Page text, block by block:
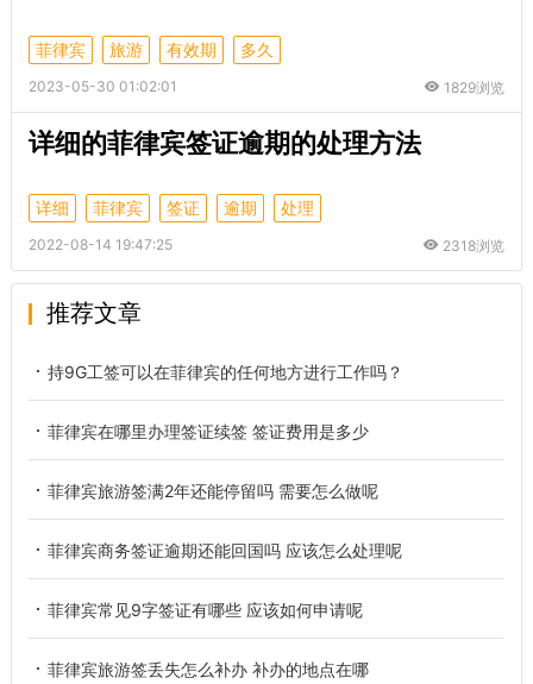
菲律宾 旅游 有效期 多久
2023-05-30 01:02:01 1829浏览
详细的菲律宾签证逾期的处理方法
详细 菲律宾 签证 逾期 处理
2022-08-14 19:47:25 2318浏览
推荐文章
持9G工签可以在菲律宾的任何地方进行工作吗？
菲律宾在哪里办理签证续签 签证费用是多少
菲律宾旅游签满2年还能停留吗 需要怎么做呢
菲律宾商务签证逾期还能回国吗 应该怎么处理呢
菲律宾常见9字签证有哪些 应该如何申请呢
菲律宾旅游签丢失怎么补办 补办的地点在哪